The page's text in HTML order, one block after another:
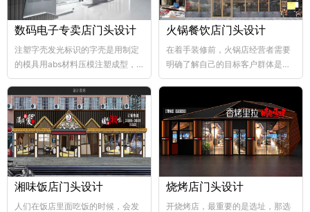
数码电子专卖店门头设计
注塑字壳发光标识的字壳是用制定
的模具用abs材料压模注塑成型，
abs韧性好、不易破碎...
火锅餐饮店门头设计
在着手装修前，火锅店经营者需要
明确了解自己的目标客户群体是哪
个层次，这样...
湘味饭店门头设计
人们在饭店里面吃饭的时候，会发
烧烤店门头设计
开烧烤店，最重要的是选址，那选